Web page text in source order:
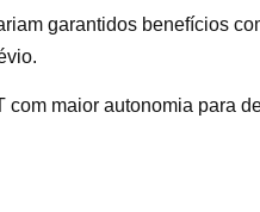
garantidos benefícios
maior autonomia para